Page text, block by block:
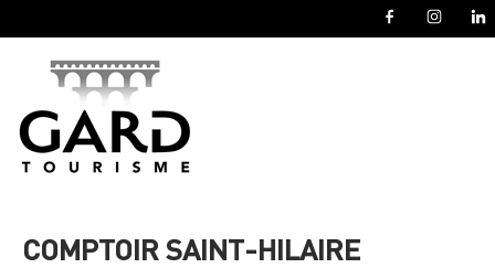
COMPTOIR SAINT-HILAIRE